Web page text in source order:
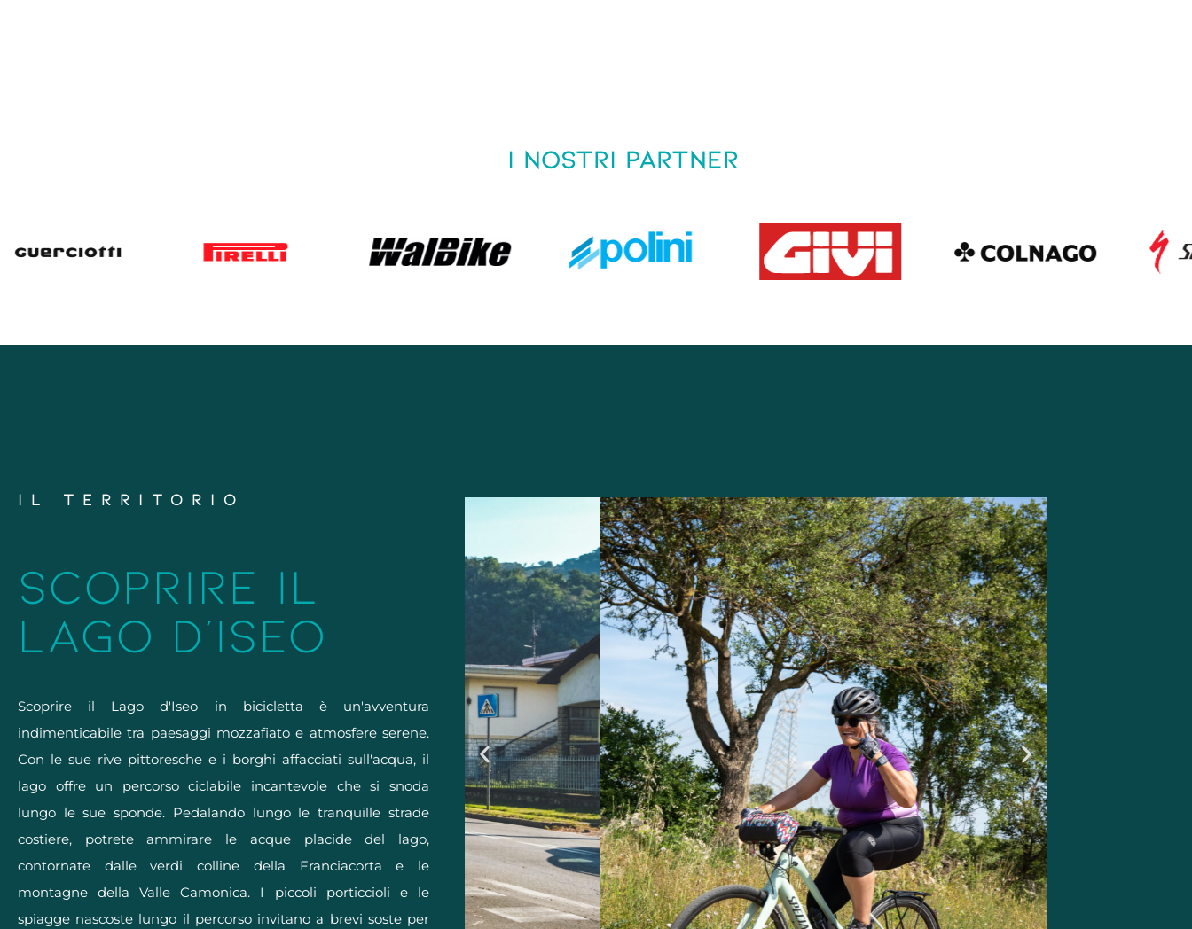
I NOSTRI PARTNER
IL TERRITORIO
SCOPRIRE IL
LAGO D'ISEO
Scoprire il Lago d'Iseo in bicicletta è un'avventura
indimenticabile tra paesaggi mozzafiato e atmosfere serene.
Con le sue rive pittoresche e i borghi affacciati sull'acqua, il
lago offre un percorso ciclabile incantevole che si snoda
lungo le sue sponde. Pedalando lungo le tranquille strade
costiere, potrete ammirare le acque placide del lago,
contornate dalle verdi colline della Franciacorta e le
montagne della Valle Camonica. I piccoli porticcioli e le
spiagge nascoste lungo il percorso invitano a brevi soste per